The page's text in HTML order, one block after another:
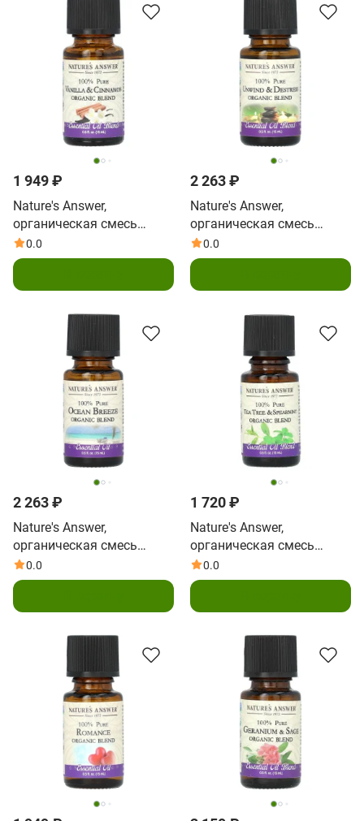
1 949 ₽
Nature's Answer,
органическая смесь
эфирных масел, на 100%
чистая ваниль и корица,
0.0
2 263 ₽
Nature's Answer,
органическая смесь
эфирных масел, для
расслабления, для снятия
унции)
0.0
2 263 ₽
Nature's Answer,
органическая смесь
эфирных масел, на 100%
чистый океанический
унции)
0.0
1 720 ₽
Nature's Answer,
органическая смесь
эфирных масел, на 100%
чистое чайное дерево и
унции)
0.0